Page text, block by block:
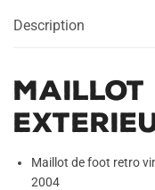
Description
Maillot
Maillot de foot retro
2004